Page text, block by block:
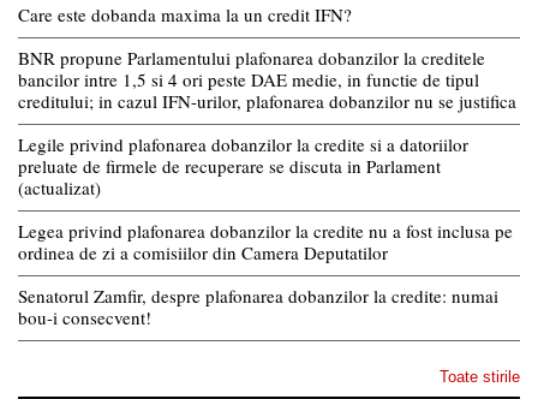
Care este dobanda maxima la un credit IFN?
BNR propune Parlamentului plafonarea dobanzilor la creditele
bancilor intre 1,5 si 4 ori peste DAE medie, in functie de tipul
creditului; in cazul IFN-urilor, plafonarea dobanzilor nu se justifica
Legile privind plafonarea dobanzilor la credite si a datoriilor
preluate de firmele de recuperare se discuta in Parlament
(actualizat)
Legea privind plafonarea dobanzilor la credite nu a fost inclusa pe
ordinea de zi a comisiilor din Camera Deputatilor
Senatorul Zamfir, despre plafonarea dobanzilor la credite: numai
bou-i consecvent!
Toate stirile